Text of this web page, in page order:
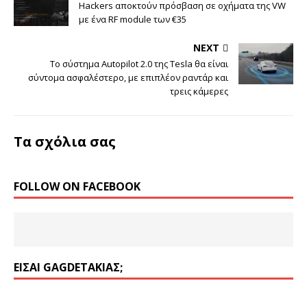
Hackers αποκτούν πρόσβαση σε οχήματα της VW
με ένα RF module των €35
NEXT
To σύστημα Autopilot 2.0 της Tesla θα είναι
σύντομα ασφαλέστερο, με επιπλέον ραντάρ και
τρεις κάμερες
Τα σχόλια σας
FOLLOW ON FACEBOOK
ΕΊΣΑΙ GAGDETΆΚΙΑΣ;